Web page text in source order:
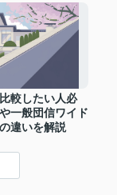
較したい人必
一般団信ワイド
違いを解説